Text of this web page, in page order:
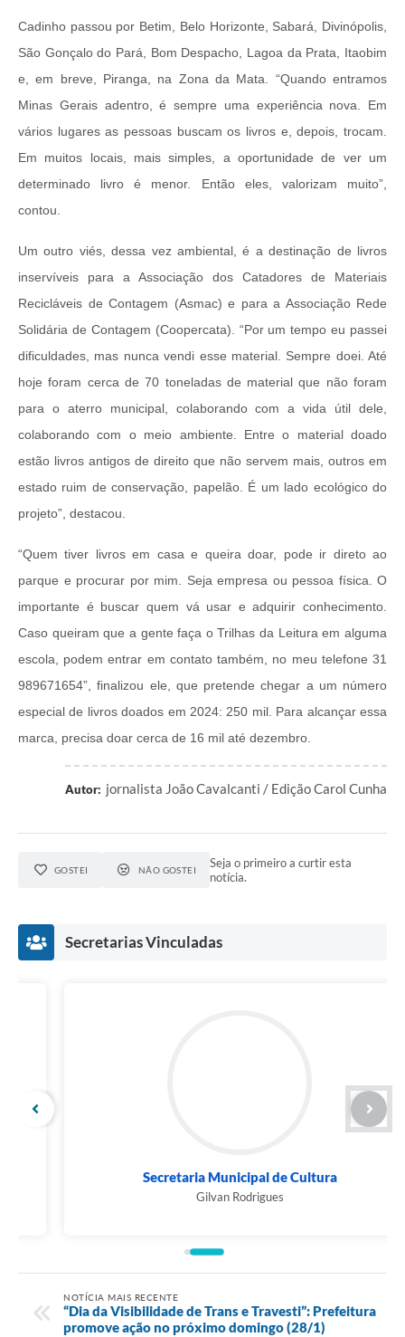
Cadinho passou por Betim, Belo Horizonte, Sabará, Divinópolis,
São Gonçalo do Pará, Bom Despacho, Lagoa da Prata, Itaobim
e, em breve, Piranga, na Zona da Mata. “Quando entramos
Minas Gerais adentro, é sempre uma experiência nova. Em
vários lugares as pessoas buscam os livros e, depois, trocam.
Em muitos locais, mais simples, a oportunidade de ver um
determinado livro é menor. Então eles, valorizam muito”,
contou.
Um outro viés, dessa vez ambiental, é a destinação de livros
inservíveis para a Associação dos Catadores de Materiais
Recicláveis de Contagem (Asmac) e para a Associação Rede
Solidária de Contagem (Coopercata). “Por um tempo eu passei
dificuldades, mas nunca vendi esse material. Sempre doei. Até
hoje foram cerca de 70 toneladas de material que não foram
para o aterro municipal, colaborando com a vida útil dele,
colaborando com o meio ambiente. Entre o material doado
estão livros antigos de direito que não servem mais, outros em
estado ruim de conservação, papelão. É um lado ecológico do
projeto”, destacou.
“Quem tiver livros em casa e queira doar, pode ir direto ao
parque e procurar por mim. Seja empresa ou pessoa física. O
importante é buscar quem vá usar e adquirir conhecimento.
Caso queiram que a gente faça o Trilhas da Leitura em alguma
escola, podem entrar em contato também, no meu telefone 31
989671654”, finalizou ele, que pretende chegar a um número
especial de livros doados em 2024: 250 mil. Para alcançar essa
marca, precisa doar cerca de 16 mil até dezembro.
Autor: jornalista João Cavalcanti / Edição Carol Cunha
GOSTEI NÃO GOSTEI
Seja o primeiro a curtir esta
notícia.
Secretarias Vinculadas
Secretaria Municipal de Cultura
Gilvan Rodrigues
NOTÍCIA MAIS RECENTE
“Dia da Visibilidade de Trans e Travesti”: Prefeitura
promove ação no próximo domingo (28/1)